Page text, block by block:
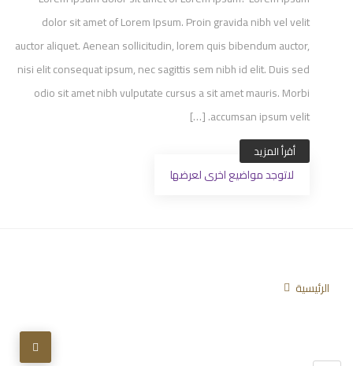
dolor sit amet of Lorem Ipsum. Proin gravida nibh vel velit
auctor aliquet. Aenean sollicitudin, lorem quis bibendum auctor,
nisi elit consequat ipsum, nec sagittis sem nibh id elit. Duis sed
odio sit amet nibh vulputate cursus a sit amet mauris. Morbi
accumsan ipsum velit. […]
أقرأ المزيد
لاتوجد مواضيع اخرى لعرضها
الرئيسية